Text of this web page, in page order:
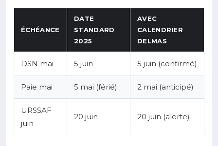
ÉCHÉANCE
DATE
STANDARD
2025
AVEC
CALENDRIER
DELMAS
DSN mai 5 juin 5 juin (confirmé)
Paie mai 5 mai (férié) 2 mai (anticipé)
URSSAF
juin
20 juin 20 juin (alerte)